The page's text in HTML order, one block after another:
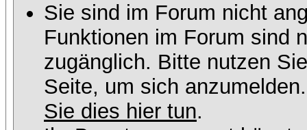
Sie sind im Forum nicht
Funktionen im Forum sind
zugänglich. Bitte nutzen
Seite, um sich
Sie dies hier tun.